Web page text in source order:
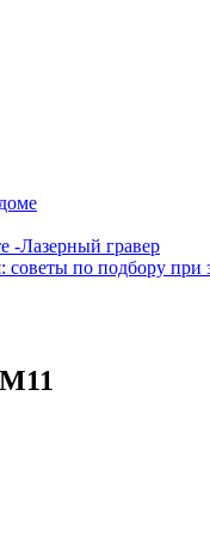
-Лазерный гравер
по подбору при